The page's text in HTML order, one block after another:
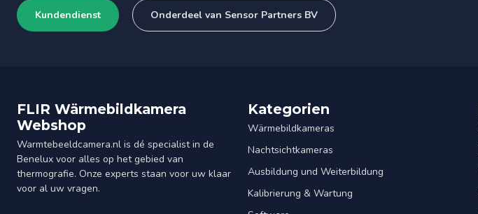
Kundendienst Onderdeel van Sensor Partners BV
FLIR Wärmebildkamera
Webshop
Warmtebeeldcamera.nl is dé specialist in de
Benelux voor alles op het gebied van
thermografie. Onze experts staan voor uw klaar
voor al uw vragen.
Kategorien
Wärmebildkameras
Nachtsichtkameras
Ausbildung und Weiterbildung
Kalibrierung & Wartung